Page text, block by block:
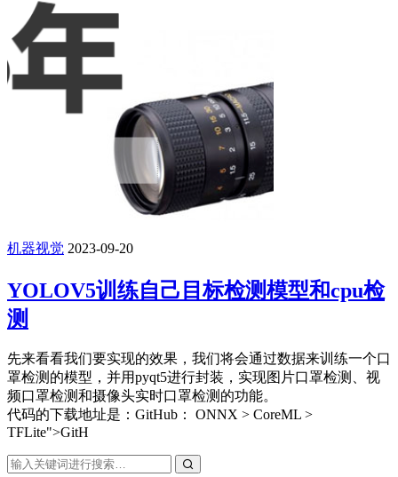
机器视觉 2023-09-20
YOLOV5训练自己目标检测模型和cpu检
测
先来看看我们要实现的效果，我们将会通过数据来训练一个口
罩检测的模型，并用pyqt5进行封装，实现图片口罩检测、视
频口罩检测和摄像头实时口罩检测的功能。
代码的下载地址是：GitHub： ONNX > CoreML >
TFLite">GitH